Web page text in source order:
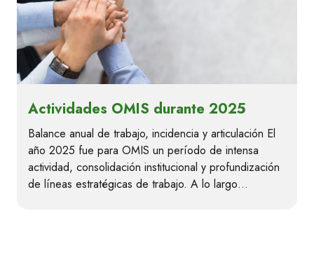
Actividades OMIS durante 2025
Balance anual de trabajo, incidencia y articulación El
año 2025 fue para OMIS un período de intensa
actividad, consolidación institucional y profundización
de líneas estratégicas de trabajo. A lo largo…